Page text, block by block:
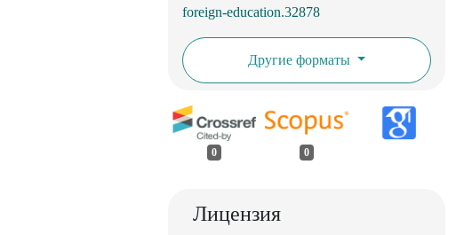
foreign-education.32878
Другие форматы
0 0
Лицензия